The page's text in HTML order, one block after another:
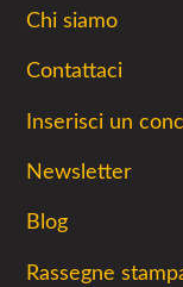
Chi siamo
Contattaci
Inserisci un
Newsletter
Blog
Rassegne